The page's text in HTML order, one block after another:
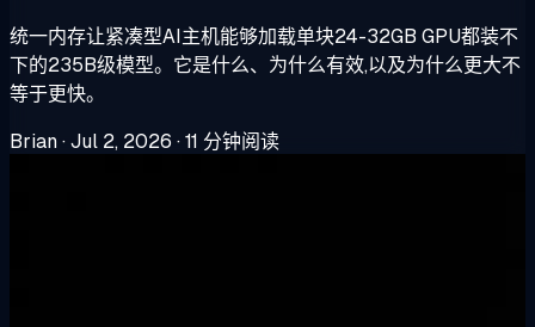
统一内存让紧凑型AI主机能够加载单块24-32GB GPU都装不
下的235B级模型。它是什么、为什么有效,以及为什么更大不
等于更快。
Brian·Jul 2, 2026 ·11 分钟阅读